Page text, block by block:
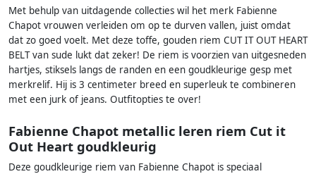
Met behulp van uitdagende collecties wil het merk Fabienne
Chapot vrouwen verleiden om op te durven vallen, juist omdat
dat zo goed voelt. Met deze toffe, gouden riem CUT IT OUT HEART
BELT van sude lukt dat zeker! De riem is voorzien van uitgesneden
hartjes, stiksels langs de randen en een goudkleurige gesp met
merkrelif. Hij is 3 centimeter breed en superleuk te combineren
met een jurk of jeans. Outfitopties te over!
Fabienne Chapot metallic leren riem Cut it
Out Heart goudkleurig
Deze goudkleurige riem van Fabienne Chapot is speciaal